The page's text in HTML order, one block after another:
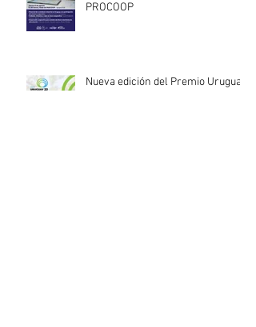
PROCOOP
Nueva edición del Premio Uruguay